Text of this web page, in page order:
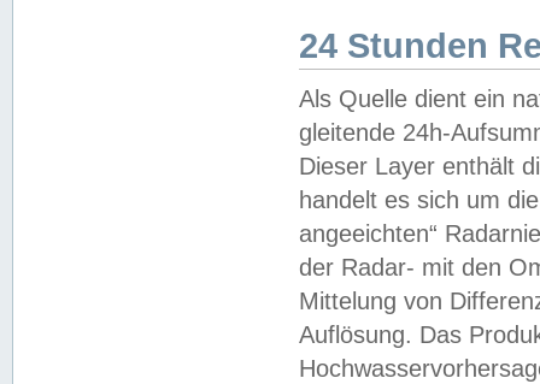
24 Stunden
Als Quelle dient ein
gleitende 24h-
Dieser Layer enthält
handelt es sich um
angeeichten“
der Radar- mit den
Mittelung von
Auflösung. Das